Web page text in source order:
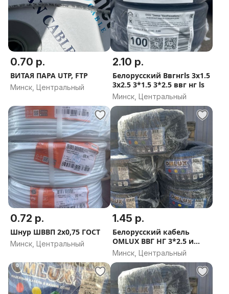
0.70 р.
ВИТАЯ ПАРА UTP, FTP
Минск, Центральный
2.10 р.
Белорусский Ввгнгls 3х1.5
3х2.5 3*1.5 3*2.5 ввг нг ls
Минск, Центральный
0.72 р.
Шнур ШВВП 2х0,75 ГОСТ
Минск, Центральный
1.45 р.
Белорусский кабель
OMLUХ ВВГ НГ 3*2.5 и
3*1,5 ГОСТ
Минск, Центральный